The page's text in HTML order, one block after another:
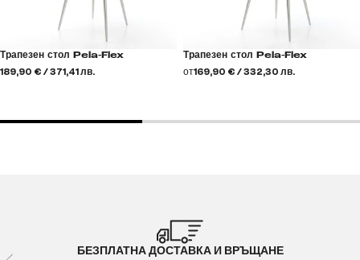
Трапезен стол Pela-Flex
189,90 € / 371,41 лв.
Трапезен стол Pela-Flex
от169,90 € / 332,30 лв.
БЕЗПЛАТНА ДОСТАВКА И ВРЪЩАНЕ